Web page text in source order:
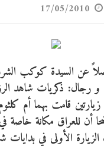
17/05/2010
عن السيدة كوكب
و رجال: ذكريات شاهد
قامت بهما أم
أن للعراق مكانة خاصة
الأولى في بدايات